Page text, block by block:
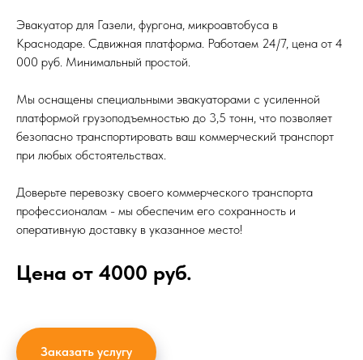
Эвакуатор для Газели, фургона, микроавтобуса в
Краснодаре. Сдвижная платформа. Работаем 24/7, цена от 4
000 руб. Минимальный простой.
Мы оснащены специальными эвакуаторами с усиленной
платформой грузоподъемностью до 3,5 тонн, что позволяет
безопасно транспортировать ваш коммерческий транспорт
при любых обстоятельствах.
Доверьте перевозку своего коммерческого транспорта
профессионалам - мы обеспечим его сохранность и
оперативную доставку в указанное место!
Цена от 4000 руб.
Заказать услугу